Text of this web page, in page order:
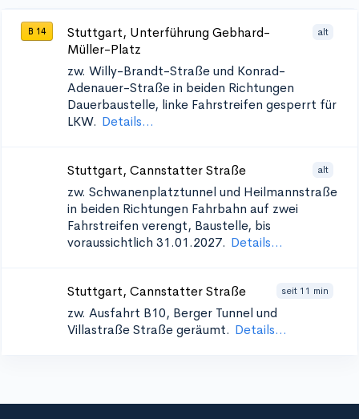
B 14
Stuttgart, Unterführung Gebhard-
Müller-Platz
alt
zw. Willy-Brandt-Straße und Konrad-
Adenauer-Straße in beiden Richtungen
Dauerbaustelle, linke Fahrstreifen gesperrt für
LKW. Details...
Stuttgart, Cannstatter Straße alt
zw. Schwanenplatztunnel und Heilmannstraße
in beiden Richtungen Fahrbahn auf zwei
Fahrstreifen verengt, Baustelle, bis
voraussichtlich 31.01.2027. Details...
Stuttgart, Cannstatter Straße seit 11 min
zw. Ausfahrt B10, Berger Tunnel und
VillastraßeStraße geräumt. Details...